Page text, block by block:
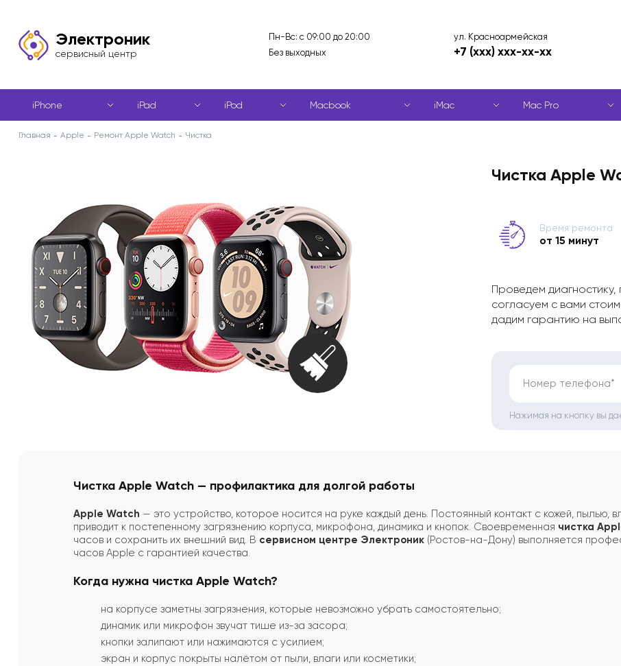
Электроник
сервисный центр
Пн-Вс: с 09:00 до 20:00
Без выходных
ул. Красноармейская
+7 (xxx) xxx-xx-xx
iPhone iPad iPod Macbook iMac Mac Pro
Главная Apple Ремонт Apple Watch Чистка
Чистка Apple
Время ремонта
от 15 минут
Проведем
согласуем с вами
дадим гарантию на
Номер телефона*
Нажимая на кнопку вы
Чистка Apple Watch — профилактика для долгой работы
Apple Watch — это устройство, которое носится на руке каждый день. Постоянный контакт с кожей, пылью,
приводит к постепенному загрязнению корпуса, микрофона, динамика и кнопок. Своевременная чистка
часов и сохранить их внешний вид. В сервисном центре Электроник (Ростов-на-Дону) выполняется
часов Apple с гарантией качества.
Когда нужна чистка Apple Watch?
на корпусе заметны загрязнения, которые невозможно убрать самостоятельно;
динамик или микрофон звучат тише из-за засора;
кнопки залипают или нажимаются с усилием;
экран и корпус покрыты налётом от пыли, влаги или косметики;